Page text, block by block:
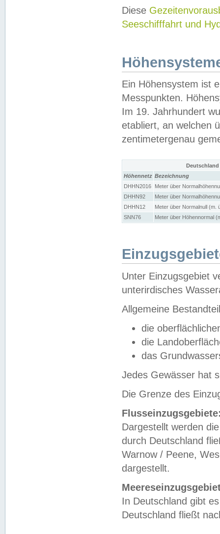
Diese
Seeschifffahrt und
Ein Höhensystem ist
Messpunkten.
Im 19. Jahrhundert
etabliert, an welchen
zentimetergenau
Höhennetz Bezeichnung
DHHN2016
Meter über
DHHN92
Meter über
DHHN12
Meter über Normalnull (m.
SNN76
Meter über Höhennormal
Unter Einzugsgebiet
unterirdisches
Allgemeine
die
die
das
Jedes Gewässer hat
Die Grenze des
Dargestellt werden
durch Deutschland
Warnow / Peene,
dargestellt.
In Deutschland gibt
Deutschland fließt